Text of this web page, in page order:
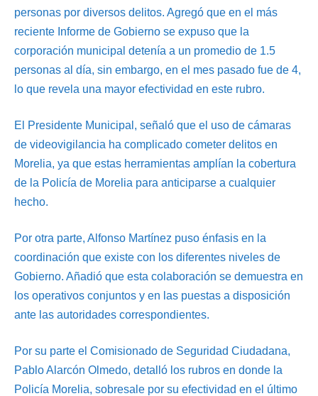
personas por diversos delitos. Agregó que en el más
reciente Informe de Gobierno se expuso que la
corporación municipal detenía a un promedio de 1.5
personas al día, sin embargo, en el mes pasado fue de 4,
lo que revela una mayor efectividad en este rubro.
El Presidente Municipal, señaló que el uso de cámaras
de videovigilancia ha complicado cometer delitos en
Morelia, ya que estas herramientas amplían la cobertura
de la Policía de Morelia para anticiparse a cualquier
hecho.
Por otra parte, Alfonso Martínez puso énfasis en la
coordinación que existe con los diferentes niveles de
Gobierno. Añadió que esta colaboración se demuestra en
los operativos conjuntos y en las puestas a disposición
ante las autoridades correspondientes.
Por su parte el Comisionado de Seguridad Ciudadana,
Pablo Alarcón Olmedo, detalló los rubros en donde la
Policía Morelia, sobresale por su efectividad en el último